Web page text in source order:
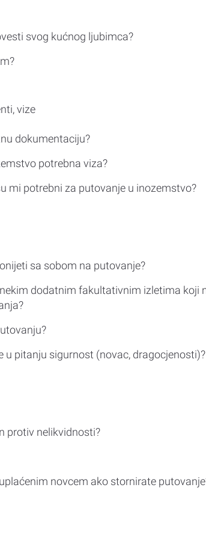
svog kućnog ljubimca?
vize
dokumentaciju?
potrebna viza?
mi potrebni za putovanje u inozemstvo?
sa sobom na putovanje?
dodatnim fakultativnim izletima koji
u pitanju sigurnost (novac, dragocjenosti)?
protiv nelikvidnosti?
novcem ako stornirate